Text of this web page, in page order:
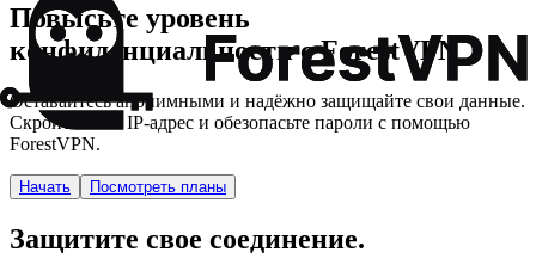
Повысьте уровень
конфиденциальности с ForestVPN
Оставайтесь анонимными и надёжно защищайте свои данные.
Скройте свой IP-адрес и обезопасьте пароли с помощью
ForestVPN.
Начать Посмотреть планы
Защитите свое соединение.